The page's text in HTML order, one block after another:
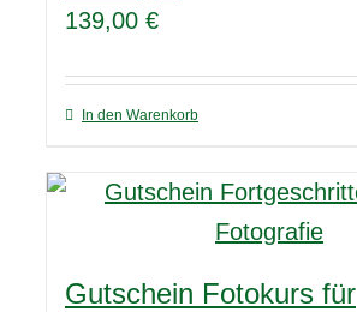
139,00 €
In den Warenkorb
Gutschein Fotokurs für